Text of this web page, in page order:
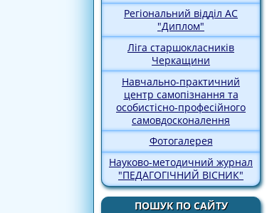
Регіональний відділ АС
"Диплом"
Ліга старшокласників
Черкащини
Навчально-практичний
центр самопізнання та
особистісно-професійного
самовдосконалення
Фотогалерея
Науково-методичний журнал
"ПЕДАГОГІЧНИЙ ВІСНИК"
ПОШУК ПО САЙТУ